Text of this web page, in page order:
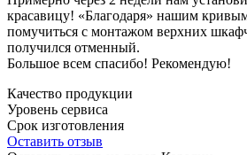
красавицу! «Благодаря» нашим
помучиться с монтажом верхних
получился отменный.
Большое всем спасибо! Рекомендую!
Качество продукции
Уровень сервиса
Срок изготовления
Оставить отзыв